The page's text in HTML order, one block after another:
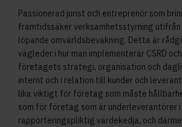
Passionerad jurist och entreprenör som
framtidssäker verksamhetsstyrning
löpande omvärldsbevakning. Detta är
vägleder i hur man implementerar CSRD och
företagets strategi, organisation och
internt och i relation till kunder och
lika viktigt för företag som måste
som för företag som är underleverantörer i
rapporteringspliktig värdekedja, och